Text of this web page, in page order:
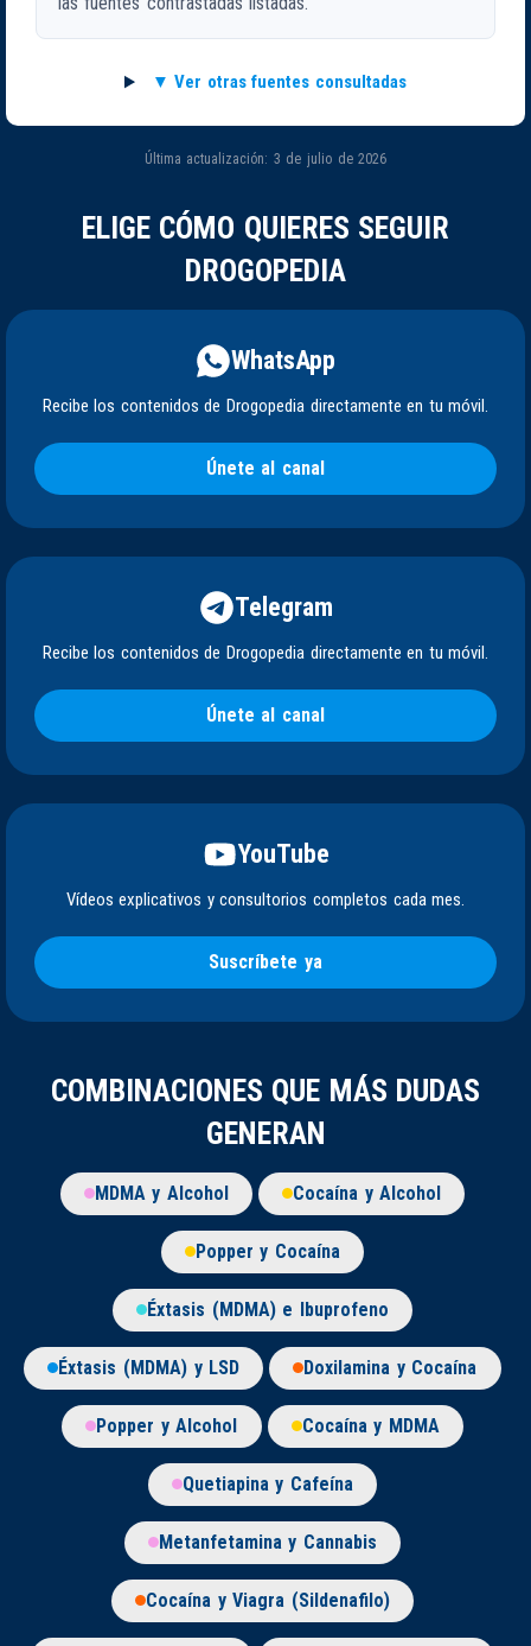
Ver otras fuentes consultadas
Última actualización: 3 de julio de 2026
ELIGE CÓMO QUIERES SEGUIR
DROGOPEDIA
WhatsApp
Recibe los contenidos de Drogopedia directamente en tu móvil.
Únete al canal
Telegram
Recibe los contenidos de Drogopedia directamente en tu móvil.
Únete al canal
YouTube
Vídeos explicativos y consultorios completos cada mes.
Suscríbete ya
COMBINACIONES QUE MÁS DUDAS
GENERAN
MDMA y Alcohol Cocaína y Alcohol
Popper y Cocaína
Éxtasis (MDMA) e Ibuprofeno
Éxtasis (MDMA) y LSD Doxilamina y Cocaína
Popper y Alcohol Cocaína y MDMA
Quetiapina y Cafeína
Metanfetamina y Cannabis
Cocaína y Viagra (Sildenafilo)